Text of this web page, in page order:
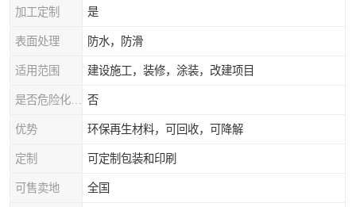
加工定制 是
表面处理 防水，防滑
适用范围 建设施工，装修，涂装，改建项目
否
优势 环保再生材料，可回收，可降解
定制 可定制包装和印刷
可售卖地 全国